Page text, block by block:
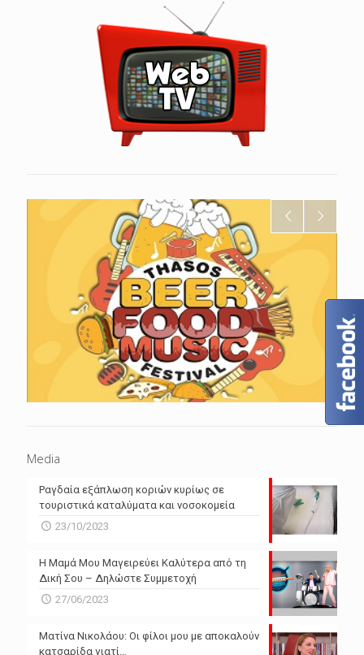
Media
Ραγδαία εξάπλωση κοριών κυρίως σε
τουριστικά καταλύματα και νοσοκομεία
23/10/2023
Η Μαμά Μου Μαγειρεύει Καλύτερα από τη
Δική Σου – Δηλώστε Συμμετοχή
27/06/2023
Ματίνα Νικολάου: Οι φίλοι μου με αποκαλούν
κατσαρίδα γιατί…